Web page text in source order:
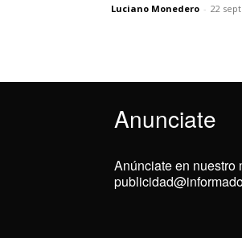
Luciano Monedero - 22
Anunciate
Anúnciate en nuestro